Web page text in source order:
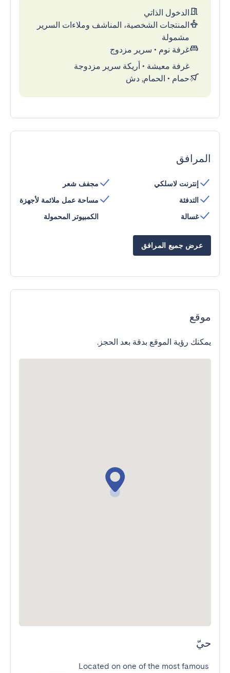
الدخول الذاتي
المنتجات الشخصية، المناشف وملاءات السرير
مشمولة
غرفة نوم • سرير مزدوج
غرفة معيشة • أريكة سرير مزدوجة
حمام • الحمام, دش
المرافق
إنترنت لاسلكي
التدفئة
غسالة
مجفف شعر
مساحة عمل ملائمة لأجهزة
الكمبيوتر المحمولة
عرض جميع المرافق
موقع
يمكنك رؤية الموقع بدقة بعد الحجز.
حيّ
Located on one of the most famous